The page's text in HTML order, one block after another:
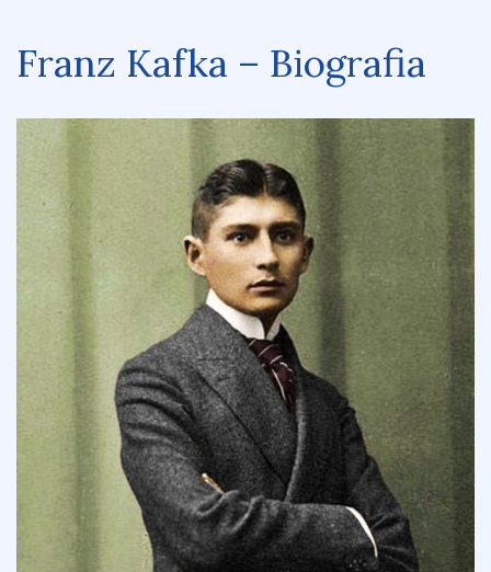
Franz Kafka – Biografia